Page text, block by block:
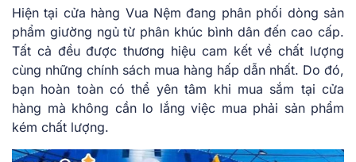
Hiện tại cửa hàng Vua Nệm đang phân phối dòng sản
phẩm giường ngủ từ phân khúc bình dân đến cao cấp.
Tất cả đều được thương hiệu cam kết về chất lượng
cùng những chính sách mua hàng hấp dẫn nhất. Do đó,
bạn hoàn toàn có thể yên tâm khi mua sắm tại cửa
hàng mà không cần lo lắng việc mua phải sản phẩm
kém chất lượng.